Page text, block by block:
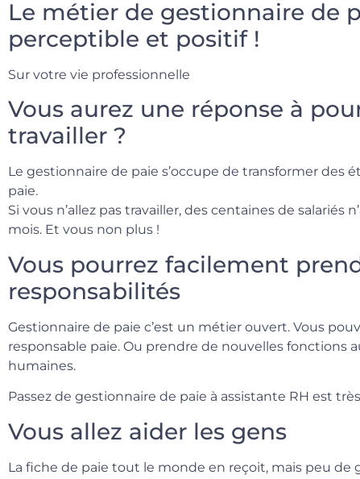
Le métier de gestionnaire de
perceptible et positif !
Sur votre vie professionnelle
Vous aurez une réponse à
travailler ?
Le gestionnaire de paie s’occupe de transformer des
paie.
Si vous n’allez pas travailler, des centaines de salariés
mois. Et vous non plus !
Vous pourrez facilement
responsabilités
Gestionnaire de paie c’est un métier ouvert. Vous
responsable paie. Ou prendre de nouvelles fonctions
humaines.
Passez de gestionnaire de paie à assistante RH est
Vous allez aider les gens
La fiche de paie tout le monde en reçoit, mais peu de